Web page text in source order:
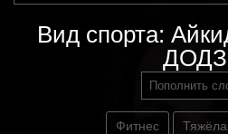
Вид спорта:
Пополнить
Фитнес